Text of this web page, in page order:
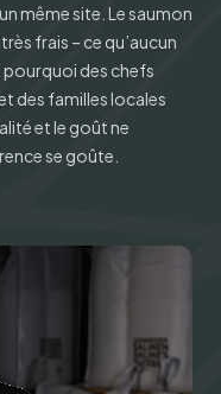
même site. Le saumon
frais – ce qu’aucun
des chefs
des familles locales
et le goût ne
se goûte.